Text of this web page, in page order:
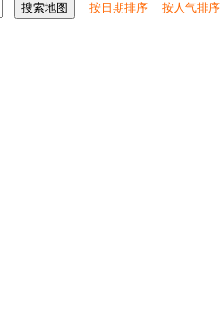
按日期排序 按人气排序